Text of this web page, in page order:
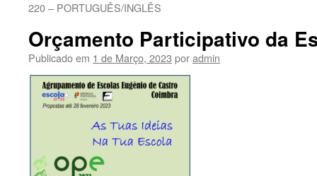
220 – PORTUGUÊS/INGLÊS
Orçamento Participativo da
Publicado em 1 de Março, 2023 poradmin